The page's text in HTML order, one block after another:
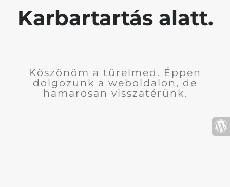
Karbartartás alatt.
Köszönöm a türelmed. Éppen
dolgozunk a weboldalon, de
hamarosan visszatérünk.